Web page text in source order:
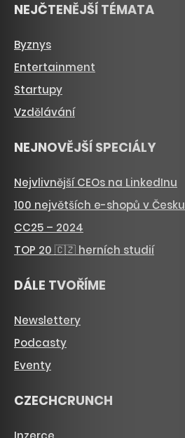
NEJČTENĚJŠÍ TÉMATA
Byznys
Entertainment
Startupy
Vzdělávání
NEJNOVĚJŠÍ SPECIÁLY
Nejvlivnější CEOs na LinkedInu
100 největších e-shopů v Česku
CC25 – 2024
TOP 20 🇨🇿 herních studií
DÁLE TVOŘÍME
Newslettery
Podcasty
Eventy
CZECHCRUNCH